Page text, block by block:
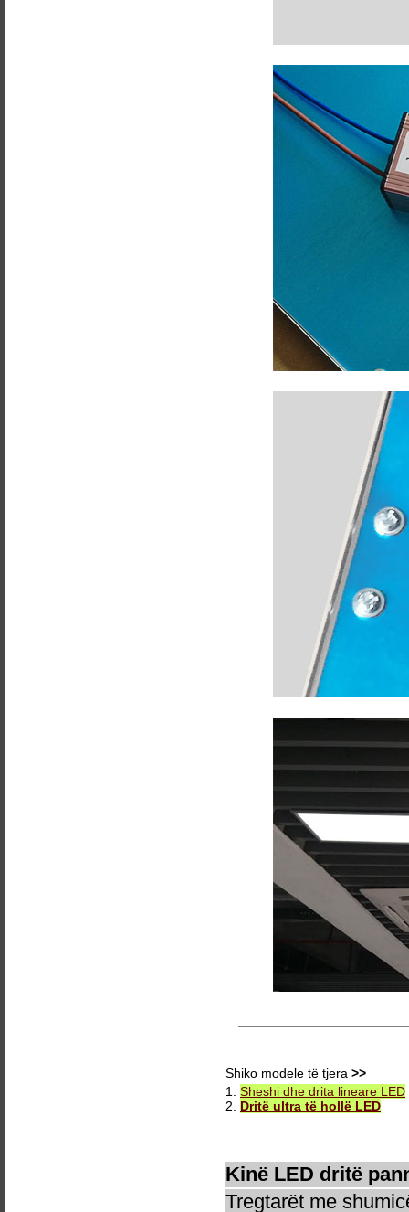
Shiko modele të tjera >>
1. Sheshi dhe drita lineare LED
2. Dritë ultra të hollë LED
Kinë LED dritë
Tregtarët me